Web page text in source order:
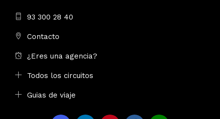
93 300 28 40
Contacto
¿Eres una agencia?
Todos los circuitos
Guias de viaje